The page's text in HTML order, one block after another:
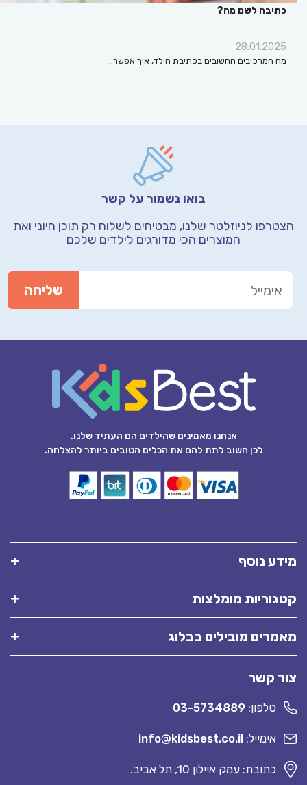
כתיבה לשם מה?
28.01.2025
מה המרכיבים החשובים בכתיבת הילד, איך אפשר…
בואו נשמור על קשר
הצטרפו לניוזלטר שלנו, מבטיחים לשלוח רק תוכן חיוני ואת
המוצרים הכי מדורגים לילדים שלכם
אנחנו מאמינים שהילדים הם העתיד שלנו.
לכן חשוב לתת להם את הכלים הטובים ביותר להצלחה.
מידע נוסף
קטגוריות מומלצות
מאמרים מובילים בבלוג
צור קשר
טלפון: 03-5734889
אימייל: info@kidsbest.co.il
כתובת: עמק איילון 10, תל אביב.